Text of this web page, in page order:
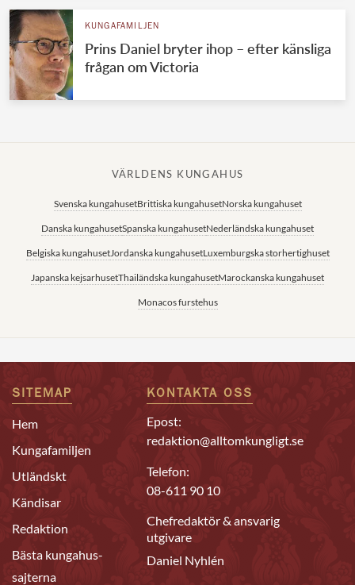
KUNGAFAMILJEN
Prins Daniel bryter ihop – efter känsliga
frågan om Victoria
VÄRLDENS KUNGAHUS
Svenska kungahusetBrittiska kungahusetNorska kungahuset
Danska kungahusetSpanska kungahusetNederländska kungahuset
Belgiska kungahusetJordanska kungahusetLuxemburgska storhertighuset
Japanska kejsarhusetThailändska kungahusetMarockanska kungahuset
Monacos furstehus
SITEMAP
Hem
Kungafamiljen
Utländskt
Kändisar
Redaktion
Bästa kungahus-
sajterna
KONTAKTA OSS
Epost:
redaktion@alltomkungligt.se
Telefon:
08-611 90 10
Chefredaktör & ansvarig
utgivare
Daniel Nyhlén